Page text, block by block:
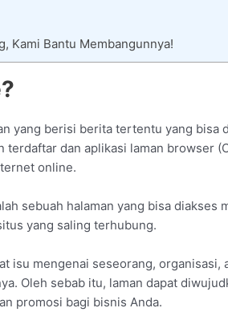
Kami Bantu Membangunnya!
yang berisi berita tertentu yang bisa
terdaftar dan aplikasi laman browser
online.
sebuah halaman yang bisa diakses
yang saling terhubung.
isu mengenai seseorang, organisasi,
Oleh sebab itu, laman dapat
promosi bagi bisnis Anda.